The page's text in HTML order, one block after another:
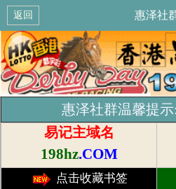
返回 惠泽社
惠泽社群温馨提示:
易记主域名
198hz.COM
点击收藏书签